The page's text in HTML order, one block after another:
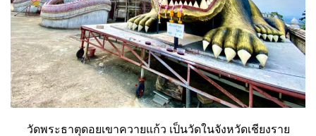
วัดพระธาตุดอยเขาควายแก้ว เป็นวัดในจังหวัดเชียงราย